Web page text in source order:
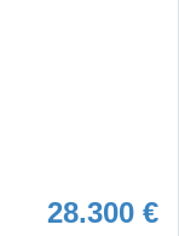
28.300 €